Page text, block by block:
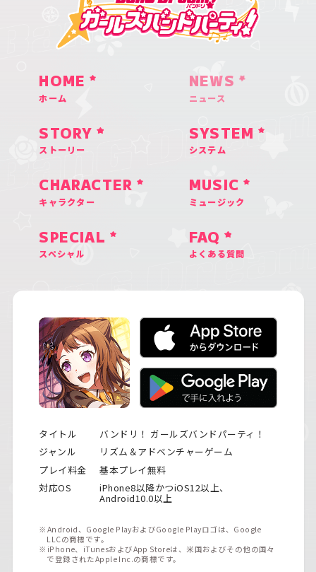
HOME
ホーム
NEWS
ニュース
STORY
ストーリー
SYSTEM
システム
CHARACTER
キャラクター
MUSIC
ミュージック
SPECIAL
スペシャル
FAQ
よくある質問
タイトル
バンドリ！ ガールズバンドパーティ！
ジャンル
リズム＆アドベンチャーゲーム
プレイ料金
基本プレイ無料
対応OS
iPhone8以降かつiOS12以上、
Android10.0以上
※Android、Google PlayおよびGoogle Playロゴは、Google
LLCの商標です。
※iPhone、iTunesおよびApp Storeは、米国およびその他の国々
で登録されたApple Inc.の商標です。